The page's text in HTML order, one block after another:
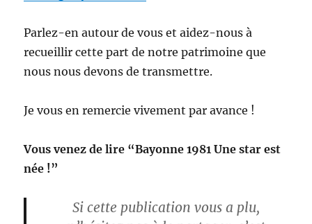
Parlez-en autour de vous et aidez-nous à
recueillir cette part de notre patrimoine que
nous nous devons de transmettre.
Je vous en remercie vivement par avance !
Vous venez de lire “Bayonne 1981 Une star est
née !”
Si cette publication vous a plu,